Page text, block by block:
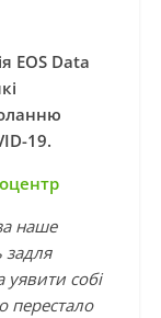
EOS Data
19.
наше
задля
собі
перестало